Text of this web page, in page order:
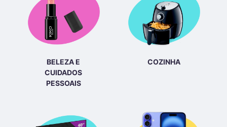
BELEZA E
CUIDADOS
PESSOAIS
COZINHA